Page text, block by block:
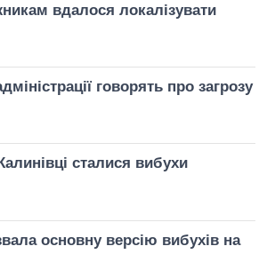
вдалося локалізувати
говорять про загрозу
сталися вибухи
основну версію вибухів на